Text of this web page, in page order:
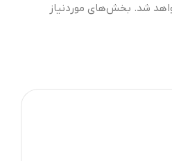
شد. بخش‌های موردنیاز